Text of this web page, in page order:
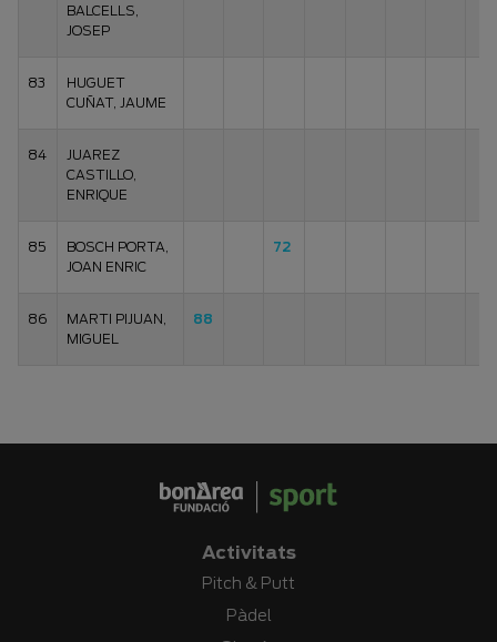
BALCELLS,
JOSEP
83
HUGUET
CUÑAT, JAUME
84
JUAREZ
CASTILLO,
ENRIQUE
85
BOSCH PORTA,
JOAN ENRIC
72
86
MARTI PIJUAN,
MIGUEL
88
Activitats
Pitch & Putt
Pàdel